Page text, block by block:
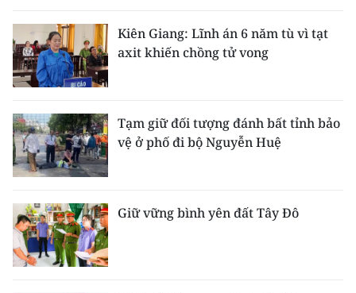
Media Chính trị
Media Kinh tế
Media Xã hội
Media Pháp luật
Media Du lịch
Media Thế giới
Media Thể thao
Kiên Giang: Lĩnh án 6 năm tù vì tạt
axit khiến chồng tử vong
Tạm giữ đối tượng đánh bất tỉnh bảo
vệ ở phố đi bộ Nguyễn Huệ
Giữ vững bình yên đất Tây Đô